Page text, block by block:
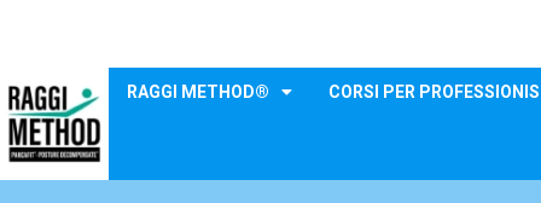
RAGGI METHOD® CORSI PER